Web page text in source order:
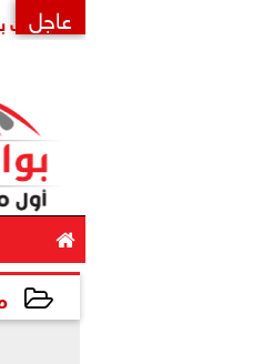
عاجل
لافتتاح مشروعات بمطروح
